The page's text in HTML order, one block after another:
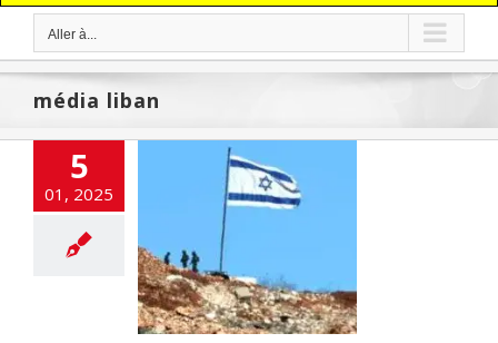
Aller à...
média liban
5
01, 2025
au Sud-Liban